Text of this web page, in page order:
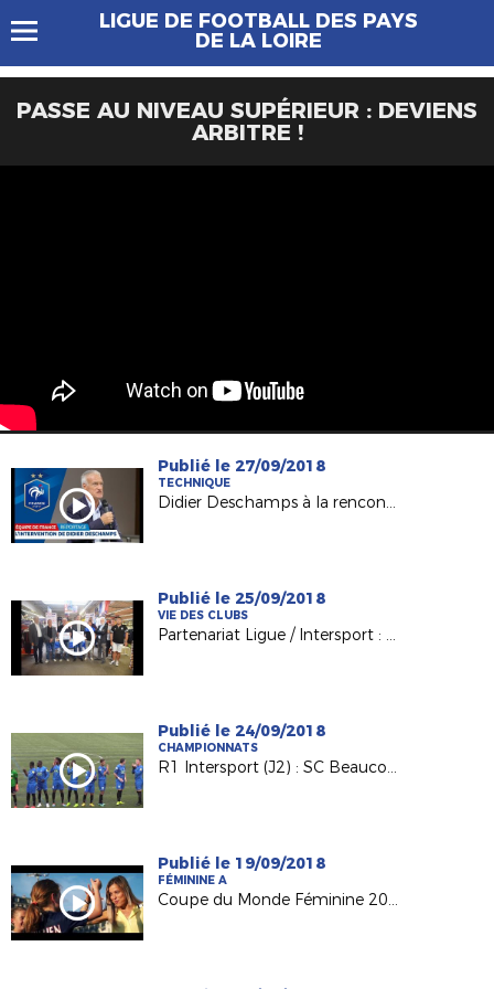
LIGUE DE FOOTBALL DES PAYS
DE LA LOIRE
PASSE AU NIVEAU SUPÉRIEUR : DEVIENS
ARBITRE !
Publié le 27/09/2018
TECHNIQUE
Didier Deschamps à la rencontre de nos techniciens
Publié le 25/09/2018
VIE DES CLUBS
Partenariat Ligue / Intersport : du bonus pour les clubs !
Publié le 24/09/2018
CHAMPIONNATS
R1 Intersport (J2) : SC Beaucouzé / VS Ferté-Bernard
Publié le 19/09/2018
FÉMININE A
Coupe du Monde Féminine 2019 : billetterie ouverte !